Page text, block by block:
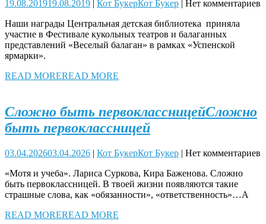
19.08.201919.08.2019 | Кот БукерКот Букер | Нет комментариев
Наши награды Центральная детская библиотека приняла
участие в Фестивале кукольных театров и балаганных
представлений «Веселый балаган» в рамках «Успенской
ярмарки».
READ MOREREAD MORE
Сложно быть первоклассницейСложно
быть первоклассницей
03.04.202603.04.2026 | Кот БукерКот Букер | Нет комментариев
«Мотя и учеба». Лариса Суркова, Кира Баженова. Сложно
быть первоклассницей. В твоей жизни появляются такие
страшные слова, как «обязанности», «ответственность»…А
READ MOREREAD MORE